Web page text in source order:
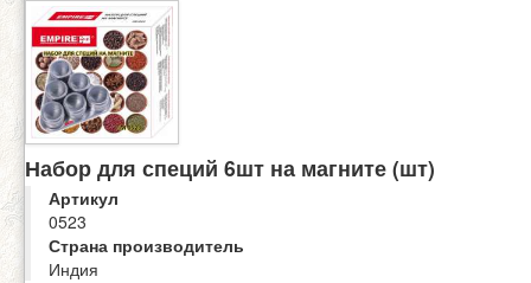
Набор для специй 6шт на магните (шт)
Артикул
0523
Страна производитель
Индия